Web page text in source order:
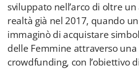
sviluppato nell’arco di oltre
realtà già nel 2017, quando
immaginò di acquistare
delle Femmine attraverso
crowdfunding, con l’obiettivo